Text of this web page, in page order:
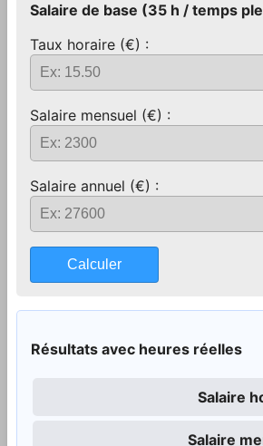
Salaire de base (35 h / temps
Taux horaire (€) :
Salaire mensuel (€) :
Salaire annuel (€) :
Calculer
Résultats avec heures réelles
Salaire
Salaire